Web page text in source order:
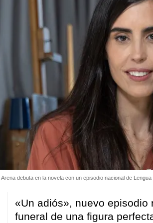
Arena debuta en la novela con un episodio nacional de
«Un adiós», nuevo episodio
funeral de una figura